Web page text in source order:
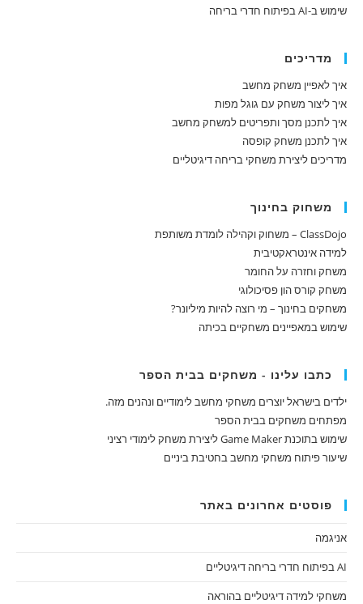
שימוש ב-AI בפיתוח חדרי בריחה
מדריכים
איך לאפיין משחק מחשב
איך ליצור משחק עם גוגל מפות
איך לתכנן מסך ותפריטים למשחק מחשב
איך לתכנן משחק קופסה
מדריכים ליצירת משחקי בריחה דיגיטליים
משחוק בחינוך
ClassDojo – משחוק וקהילה לומדת משותפת
למידה אינטראקטיבית
משחק וחזרה על החומר
משחק קורס הון פסיכולוגי
משחקים בחינוך – מי רוצה להיות מיליונר?
שימוש במאפיינים משחקיים בכיתה
כתבו עלינו - משחקים בבית הספר
ילדים בישראל יוצרים משחקי מחשב לימודיים ונהנים מזה.
מפתחים משחקים בבית הספר
שימוש בתוכנת Game Maker ליצירת משחק לימודי רציני
שיעור פיתוח משחקי מחשב בחטיבת ביניים
פוסטים אחרונים באתר
אניגמה
AI בפיתוח חדרי בריחה דיגיטליים
משחקי למידה דיגיטליים בהוראה